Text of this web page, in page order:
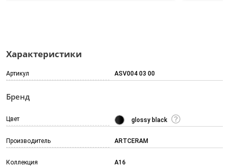
Характеристики
Артикул ASV004 03 00
Бренд
Цвет glossy black
Производитель ARTCERAM
Коллекция A16